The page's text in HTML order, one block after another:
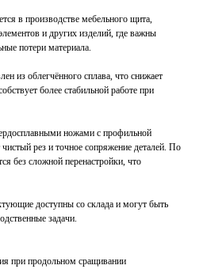
в производстве мебельного щита,
и других изделий, где важны
потери материала.
из облегчённого сплава, что снижает
более стабильной работе при
ножами с профильной
рез и точное сопряжение деталей. По
без сложной перенастройки, что
доступны со склада и могут быть
задачи.
при продольном сращивании